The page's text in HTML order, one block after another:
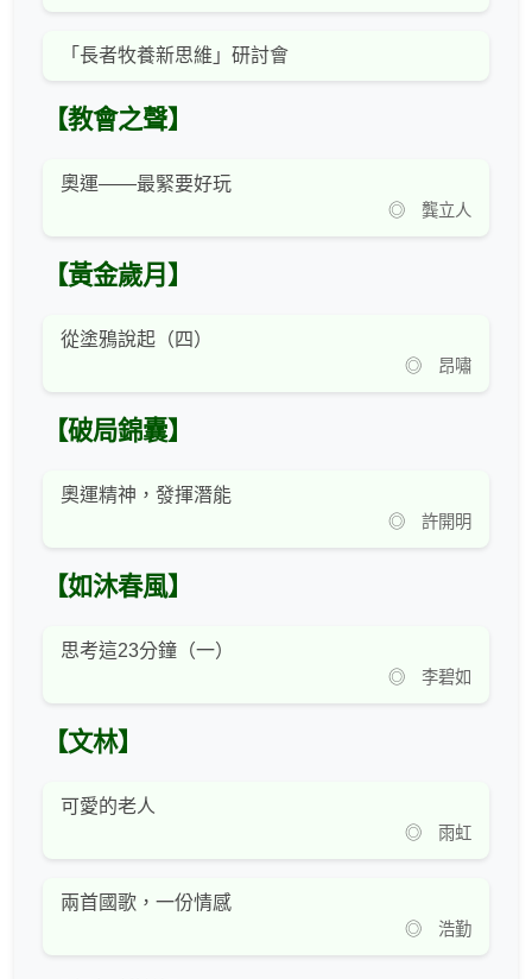
「長者牧養新思維」研討會
【教會之聲】
奧運——最緊要好玩
◎ 龔立人
【黃金歲月】
從塗鴉說起（四）
◎ 昂嘯
【破局錦囊】
奧運精神，發揮潛能
◎ 許開明
【如沐春風】
思考這23分鐘（一）
◎ 李碧如
【文林】
可愛的老人
◎ 雨虹
兩首國歌，一份情感
◎ 浩勤